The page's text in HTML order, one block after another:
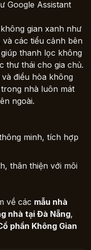
Google Assistant
gian xanh như
các tiểu cảnh bên
thanh lọc không
thư thái cho gia chủ.
điều hòa không
nhà luôn mát
ngoài.
minh, tích hợp
thân thiện với môi
về các mẫu nhà
nhà tại Đà Nẵng,
phần Không Gian